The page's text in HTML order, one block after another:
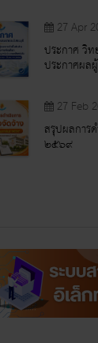
27 Apr
ประกาศ วิท
ประกาศผล
27 Feb
สรุปผลการ
๒๕๖๙